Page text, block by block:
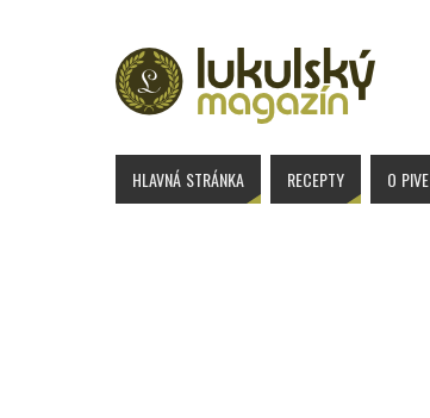
HLAVNÁ STRÁNKA RECEPTY O PIVE